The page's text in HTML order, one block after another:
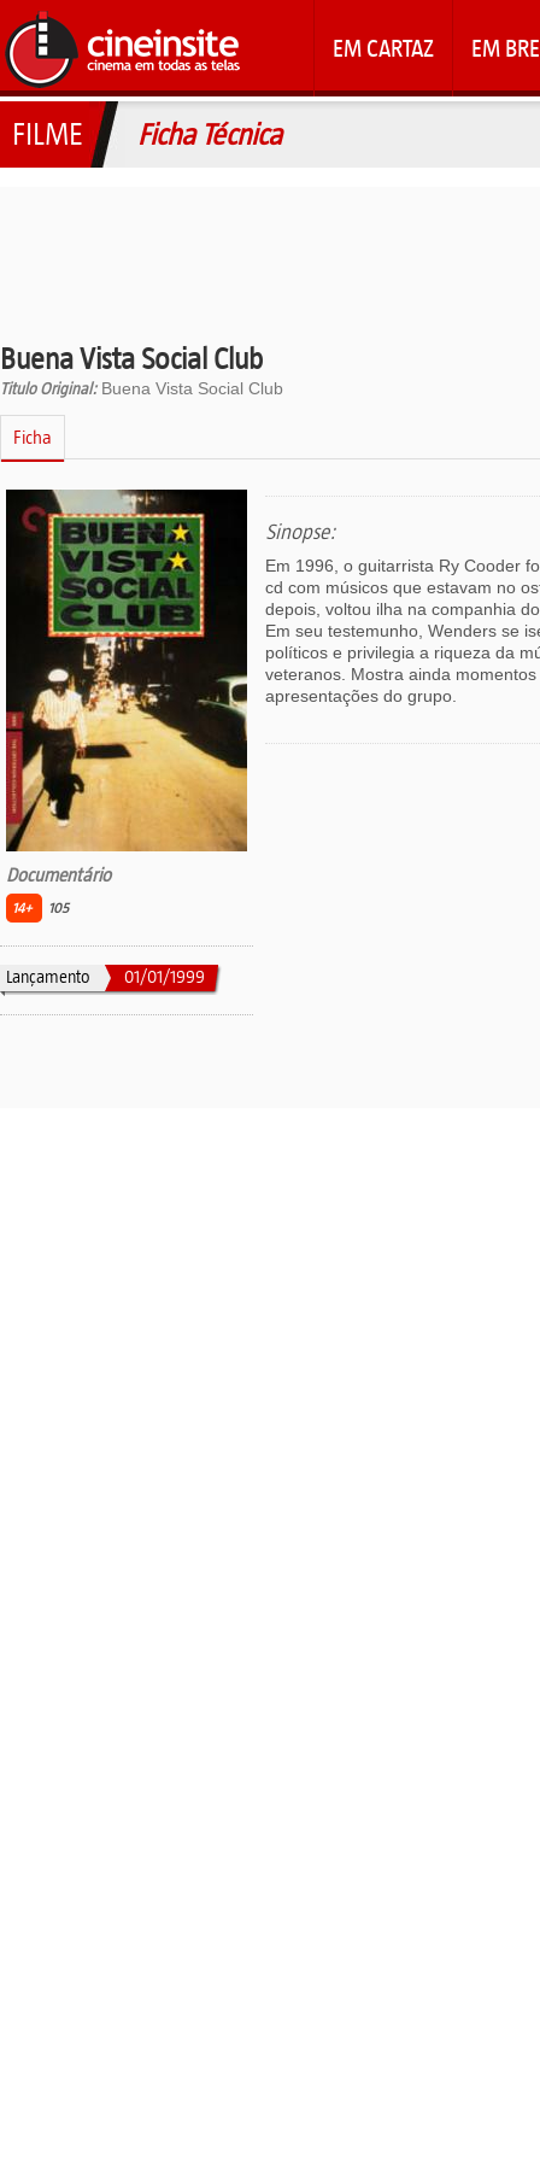
EM CARTAZ EM
FILME Ficha Técnica
Buena Vista Social Club
Titulo Original:Buena Vista Social Club
Ficha
Documentário
14+ 105
Lançamento 01/01/1999
Sinopse:
Em 1996, o guitarrista Ry Cooder
cd com músicos que estavam no
depois, voltou ilha na companhia
Em seu testemunho, Wenders se
políticos e privilegia a riqueza da
veteranos. Mostra ainda
apresentações do grupo.